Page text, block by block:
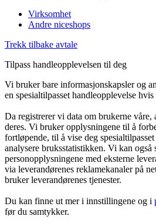
Virksomhet
Andre niceshops
Trekk tilbake avtale
Tilpass handleopplevelsen til deg
Vi bruker bare informasjonskapsler og
en spesialtilpasset handleopplevelse
Da registrerer vi data om brukerne våre,
deres. Vi bruker opplysningene til å
fortløpende, til å vise deg
analysere bruksstatistikken. Vi kan også
personopplysningene med eksterne
via leverandørenes reklamekanaler på
bruker leverandørenes tjenester.
Du kan finne ut mer i innstillingene og i
før du samtykker.